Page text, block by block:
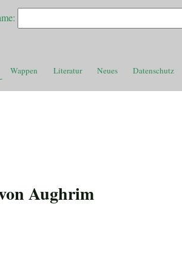
Wappen Literatur Neues Datenschutz
Aughrim